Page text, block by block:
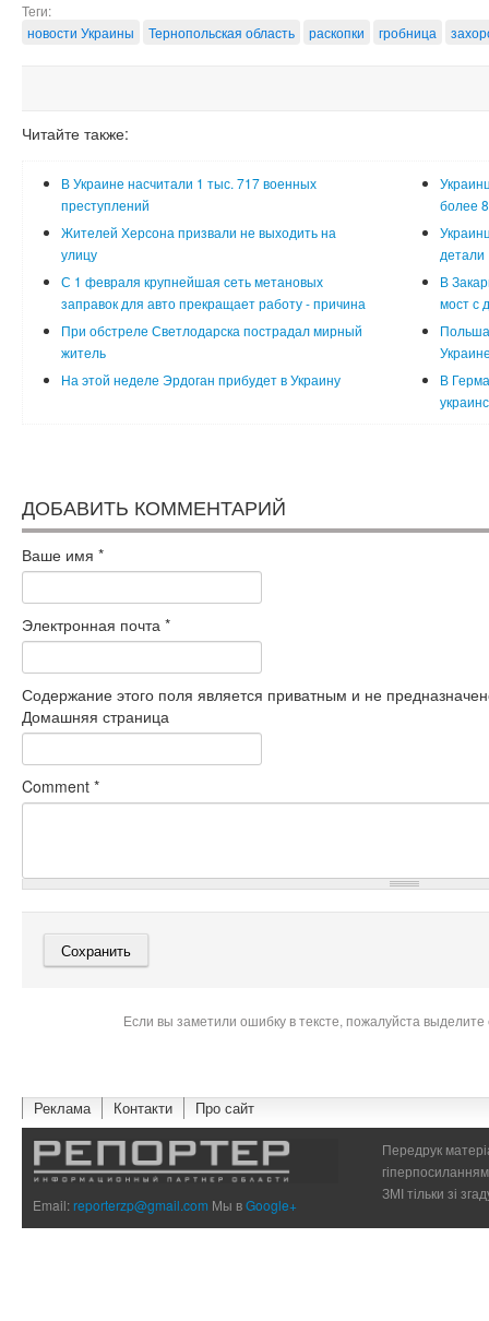
Теги:
новости Украины
Тернопольская область раскопки гробница
Читайте также:
В Украине насчитали 1 тыс. 717 военных
преступлений
более
Жителей Херсона призвали не выходить на
улицу
детали
С 1 февраля крупнейшая сеть метановых
заправок для авто прекращает работу - причина
В
мост с
При обстреле Светлодарска пострадал мирный
житель
На этой неделе Эрдоган прибудет в Украину
В
ДОБАВИТЬ КОММЕНТАРИЙ
Ваше имя *
Электронная почта *
Содержание этого поля является приватным и не
Домашняя страница
Comment *
Если вы заметили ошибку в тексте, пожалуйста
Реклама Контакти Про сайт
Email:reporterzp@gmail.com Мы вGoogle+
Передрук
ЗМІ тільки зі